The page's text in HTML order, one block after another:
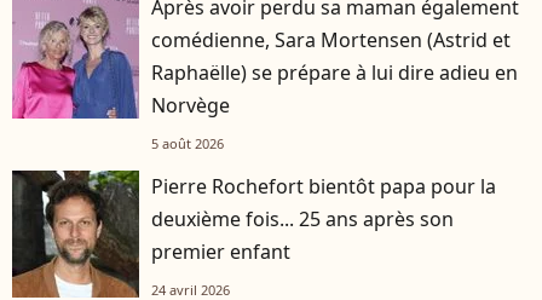
Après avoir perdu sa maman également
comédienne, Sara Mortensen (Astrid et
Raphaëlle) se prépare à lui dire adieu en
Norvège
5 août 2026
Pierre Rochefort bientôt papa pour la
deuxième fois... 25 ans après son
premier enfant
24 avril 2026